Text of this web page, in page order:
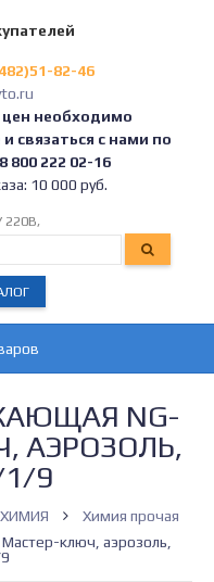
82-46
необходимо
связаться с нами по
800 222 02-16
10 000 руб.
220В,
NG-
АЭРОЗОЛЬ,
9
ХИМИЯ
Химия прочая
ключ, аэрозоль,